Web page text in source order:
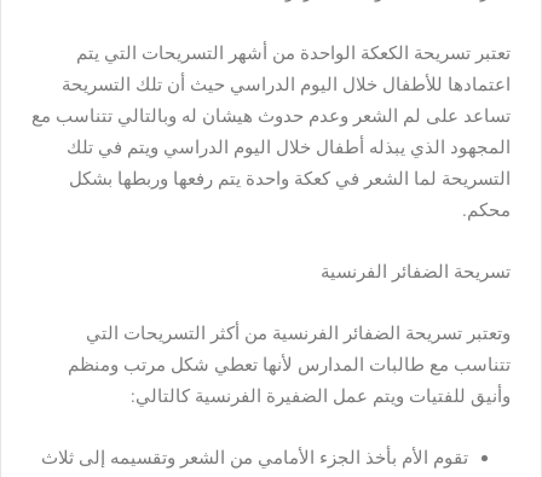
تعتبر تسريحة الكعكة الواحدة من أشهر التسريحات التي يتم
اعتمادها للأطفال خلال اليوم الدراسي حيث أن تلك التسريحة
تساعد على لم الشعر وعدم حدوث هيشان له وبالتالي تتناسب مع
المجهود الذي يبذله أطفال خلال اليوم الدراسي ويتم في تلك
التسريحة لما الشعر في كعكة واحدة يتم رفعها وربطها بشكل
محكم.
تسريحة الضفائر الفرنسية
وتعتبر تسريحة الضفائر الفرنسية من أكثر التسريحات التي
تتناسب مع طالبات المدارس لأنها تعطي شكل مرتب ومنظم
وأنيق للفتيات ويتم عمل الضفيرة الفرنسية كالتالي:
تقوم الأم بأخذ الجزء الأمامي من الشعر وتقسيمه إلى ثلاث